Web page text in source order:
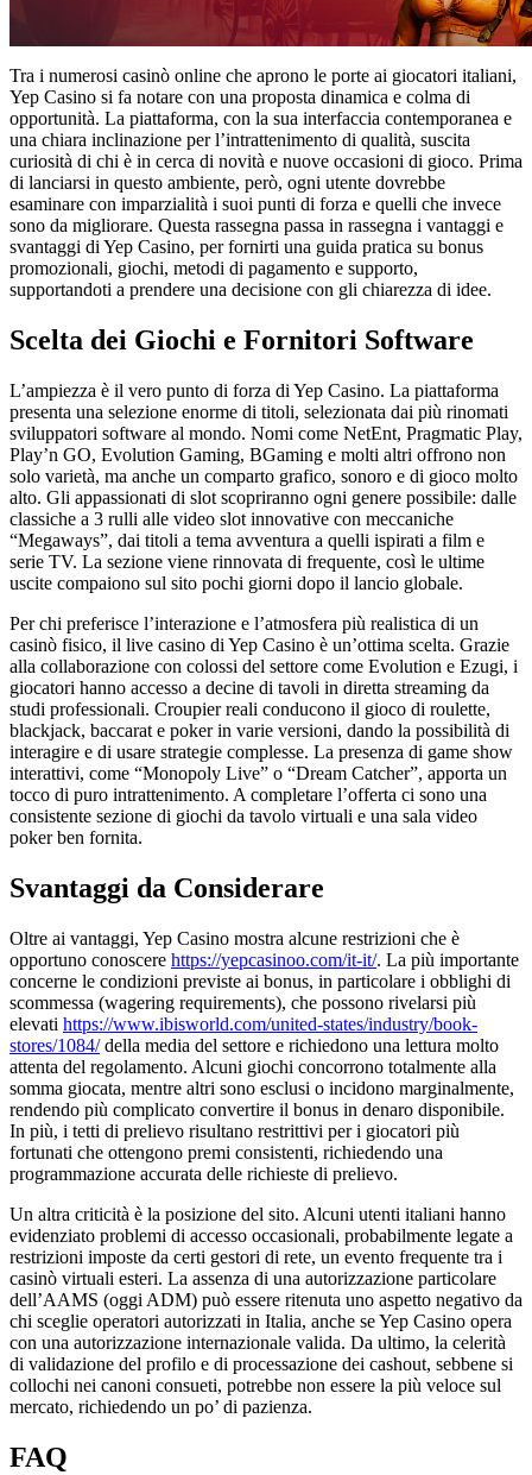
Tra i numerosi casinò online che aprono le porte ai giocatori italiani,
Yep Casino si fa notare con una proposta dinamica e colma di
opportunità. La piattaforma, con la sua interfaccia contemporanea e
una chiara inclinazione per l’intrattenimento di qualità, suscita
curiosità di chi è in cerca di novità e nuove occasioni di gioco. Prima
di lanciarsi in questo ambiente, però, ogni utente dovrebbe
esaminare con imparzialità i suoi punti di forza e quelli che invece
sono da migliorare. Questa rassegna passa in rassegna i vantaggi e
svantaggi di Yep Casino, per fornirti una guida pratica su bonus
promozionali, giochi, metodi di pagamento e supporto,
supportandoti a prendere una decisione con gli chiarezza di idee.
Scelta dei Giochi e Fornitori Software
L’ampiezza è il vero punto di forza di Yep Casino. La piattaforma
presenta una selezione enorme di titoli, selezionata dai più rinomati
sviluppatori software al mondo. Nomi come NetEnt, Pragmatic Play,
Play’n GO, Evolution Gaming, BGaming e molti altri offrono non
solo varietà, ma anche un comparto grafico, sonoro e di gioco molto
alto. Gli appassionati di slot scopriranno ogni genere possibile: dalle
classiche a 3 rulli alle video slot innovative con meccaniche
“Megaways”, dai titoli a tema avventura a quelli ispirati a film e
serie TV. La sezione viene rinnovata di frequente, così le ultime
uscite compaiono sul sito pochi giorni dopo il lancio globale.
Per chi preferisce l’interazione e l’atmosfera più realistica di un
casinò fisico, il live casino di Yep Casino è un’ottima scelta. Grazie
alla collaborazione con colossi del settore come Evolution e Ezugi, i
giocatori hanno accesso a decine di tavoli in diretta streaming da
studi professionali. Croupier reali conducono il gioco di roulette,
blackjack, baccarat e poker in varie versioni, dando la possibilità di
interagire e di usare strategie complesse. La presenza di game show
interattivi, come “Monopoly Live” o “Dream Catcher”, apporta un
tocco di puro intrattenimento. A completare l’offerta ci sono una
consistente sezione di giochi da tavolo virtuali e una sala video
poker ben fornita.
Svantaggi da Considerare
Oltre ai vantaggi, Yep Casino mostra alcune restrizioni che è
opportuno conoscere https://yepcasinoo.com/it-it/. La più importante
concerne le condizioni previste ai bonus, in particolare i obblighi di
scommessa (wagering requirements), che possono rivelarsi più
elevati https://www.ibisworld.com/united-states/industry/book-
stores/1084/della media del settore e richiedono una lettura molto
attenta del regolamento. Alcuni giochi concorrono totalmente alla
somma giocata, mentre altri sono esclusi o incidono marginalmente,
rendendo più complicato convertire il bonus in denaro disponibile.
In più, i tetti di prelievo risultano restrittivi per i giocatori più
fortunati che ottengono premi consistenti, richiedendo una
programmazione accurata delle richieste di prelievo.
Un altra criticità è la posizione del sito. Alcuni utenti italiani hanno
evidenziato problemi di accesso occasionali, probabilmente legate a
restrizioni imposte da certi gestori di rete, un evento frequente tra i
casinò virtuali esteri. La assenza di una autorizzazione particolare
dell’AAMS (oggi ADM) può essere ritenuta uno aspetto negativo da
chi sceglie operatori autorizzati in Italia, anche se Yep Casino opera
con una autorizzazione internazionale valida. Da ultimo, la celerità
di validazione del profilo e di processazione dei cashout, sebbene si
collochi nei canoni consueti, potrebbe non essere la più veloce sul
mercato, richiedendo un po’ di pazienza.
FAQ